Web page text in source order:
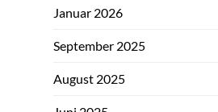
Januar 2026
September 2025
August 2025